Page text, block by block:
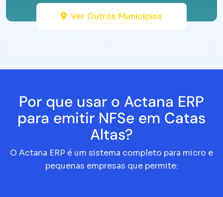
Ver Outros Municípios
Por que usar o Actana ERP
para emitir NFSe em Catas
Altas?
O Actana ERP é um sistema completo para micro e
pequenas empresas que permite: